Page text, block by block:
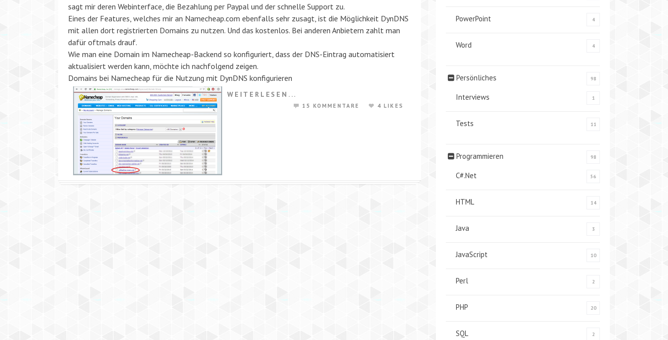
sagt mir deren Webinterface, die Bezahlung per Paypal und der schnelle Support zu.
Eines der Features, welches mir an Namecheap.com ebenfalls sehr zusagt, ist die Möglichkeit DynDNS
mit allen dort registrierten Domains zu nutzen. Und das kostenlos. Bei anderen Anbietern zahlt man
dafür oftmals drauf.
Wie man eine Domain im Namecheap-Backend so konfiguriert, dass der DNS-Eintrag automatisiert
aktualisiert werden kann, möchte ich nachfolgend zeigen.
Domains bei Namecheap für die Nutzung mit DynDNS konfigurieren
WEITERLESEN...
15 KOMMENTARE 4 LIKES
PowerPoint 4
Word 4
Persönliches 98
Interviews 1
Tests 11
Programmieren 98
C#.Net 56
HTML 14
Java 3
JavaScript 10
Perl 2
PHP 20
SQL 2